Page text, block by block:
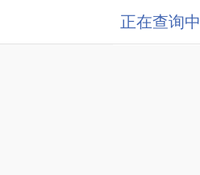
正在查询中